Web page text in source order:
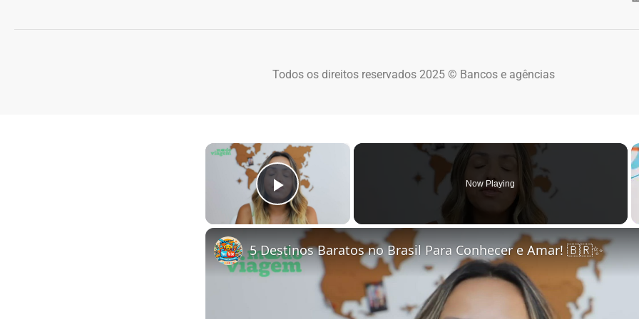
Todos os direitos reservados 2025 © Bancos e agências
×
Play Video
Now Playing
5 Destinos Baratos no Brasil Para Conhecer e Amar! 🇧🇷✨